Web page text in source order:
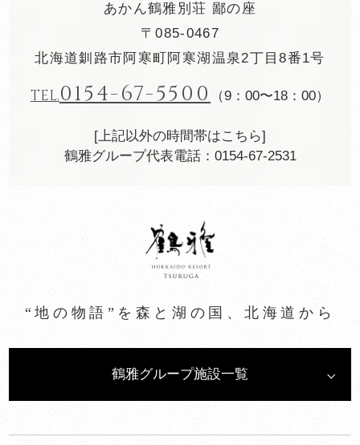
あかん鶴雅別荘 鄙の座
〒085-0467
北海道釧路市阿寒町阿寒湖温泉2丁目8番1号
TEL.0154-67-5500 （9：00〜18：00）
[上記以外の時間帯はこちら]
鶴雅グループ代表電話：0154-67-2531
“地の物語”を森と湖の国、北海道から
鶴雅グループ施設一覧